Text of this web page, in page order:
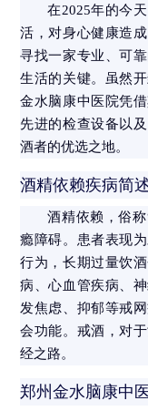
在2025年的今
活，对身心健康造
寻找一家专业、可
生活的关键。虽然
金水脑康中医院凭
先进的检查设备以
酒者的优选之地。
酒精依赖疾病简
酒精依赖，俗
瘾障碍。患者表现
行为，长期过量饮
病、心血管疾病、
发焦虑、抑郁等戒
会功能。戒酒，对
经之路。
郑州金水脑康中